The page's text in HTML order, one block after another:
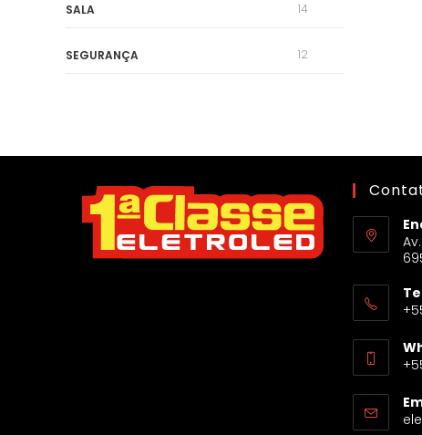
SALA 14
SEGURANÇA 12